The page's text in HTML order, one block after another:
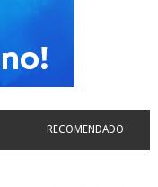
RECOMENDADO